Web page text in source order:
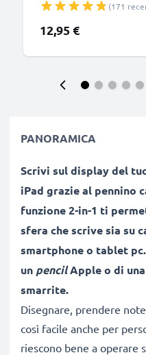
per smontare
(171
12,95 €
PANORAMICA
Scrivi sul display del
iPad grazie al pennino
funzione 2-in-1 ti
sfera che scrive sia su
smartphone o tablet
un pencilApple o di una
smarrite.
Disegnare, prendere
così facile anche per
riescono bene a operare